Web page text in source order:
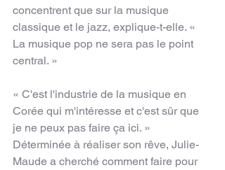
concentrent que sur la musique
classique et le jazz, explique-t-elle. «
La musique pop ne sera pas le point
central. »
« C'est l'industrie de la musique en
Corée qui m'intéresse et c'est sûr que
je ne peux pas faire ça ici. »
Déterminée à réaliser son rêve, Julie-
Maude a cherché comment faire pour